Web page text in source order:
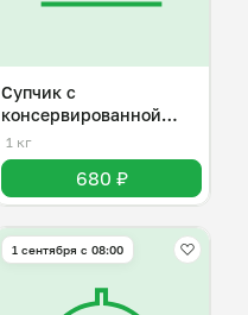
Супчик с
консервированной
сардиной
1 кг
680 ₽
1 сентября с 08:00